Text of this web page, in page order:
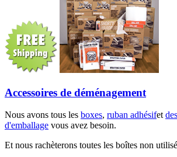
Accessoires de déménagement
Nous avons tous les boxes, ruban adhésifet
d'emballage vous avez besoin.
Et nous rachèterons toutes les boîtes non